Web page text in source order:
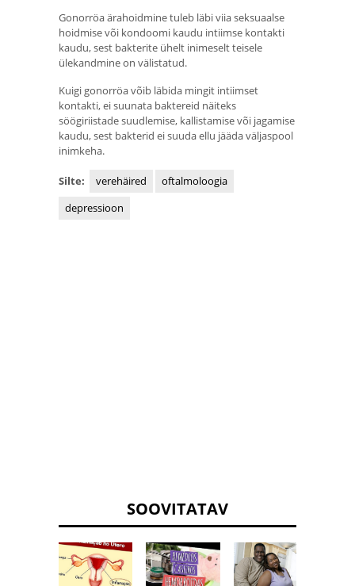
Gonorröa ärahoidmine tuleb läbi viia seksuaalse
hoidmise või kondoomi kaudu intiimse kontakti
kaudu, sest bakterite ühelt inimeselt teisele
ülekandmine on välistatud.
Kuigi gonorröa võib läbida mingit intiimset
kontakti, ei suunata baktereid näiteks
söögiriistade suudlemise, kallistamise või jagamise
kaudu, sest bakterid ei suuda ellu jääda väljaspool
inimkeha.
Silte: verehäired
oftalmoloogia
depressioon
SOOVITATAV